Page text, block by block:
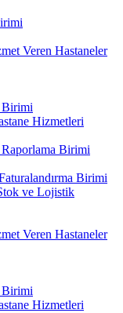
Veren Hastaneler
Birimi
Hizmetleri
Birimi
Birimi
ve Lojistik
Veren Hastaneler
Birimi
Hizmetleri